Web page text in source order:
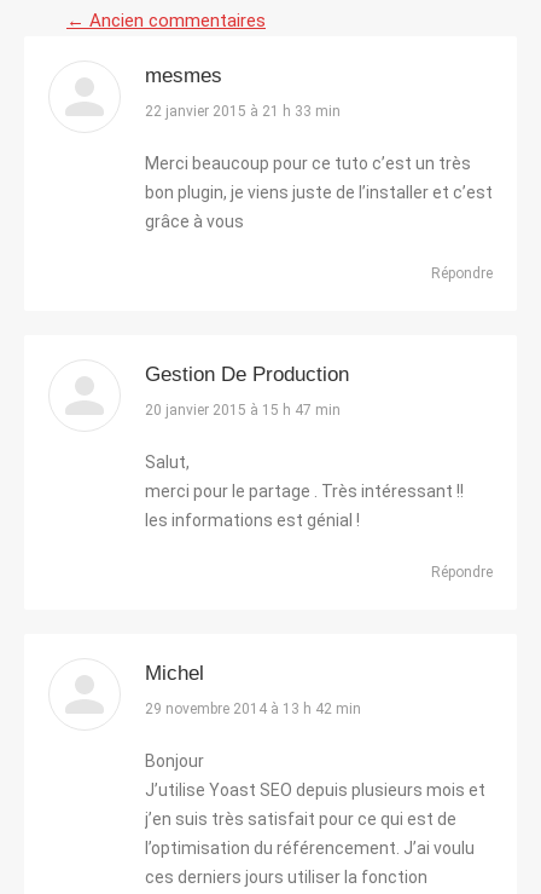
Navigation de commentaire
← Ancien commentaires
mesmes
dit
22 janvier 2015 à 21 h 33 min
Merci beaucoup pour ce tuto c’est un très
bon plugin, je viens juste de l’installer et c’est
grâce à vous
Répondre
Gestion De Production
dit
20 janvier 2015 à 15 h 47 min
Salut,
merci pour le partage . Très intéressant !!
les informations est génial !
Répondre
Michel
dit
29 novembre 2014 à 13 h 42 min
Bonjour
J’utilise Yoast SEO depuis plusieurs mois et
j’en suis très satisfait pour ce qui est de
l’optimisation du référencement. J’ai voulu
ces derniers jours utiliser la fonction